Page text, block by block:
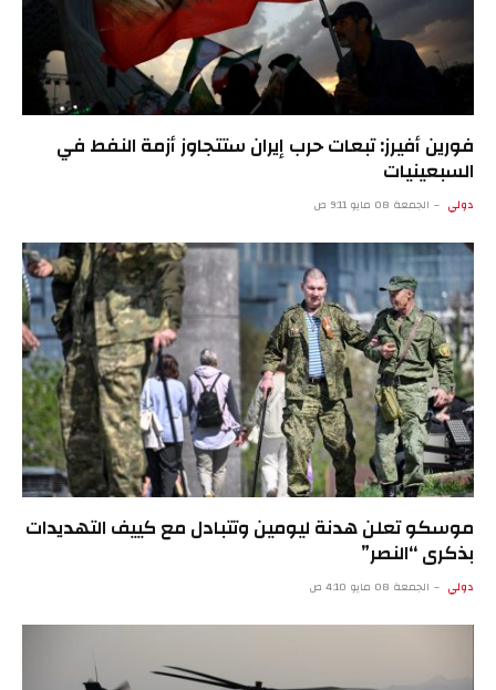
فورين أفيرز: تبعات حرب إيران ستتجاوز أزمة النفط في
السبعينيات
دولي الجمعة 08 مايو 9:11 ص
موسكو تعلن هدنة ليومين وتتبادل مع كييف التهديدات
بذكرى “النصر”
دولي الجمعة 08 مايو 4:10 ص